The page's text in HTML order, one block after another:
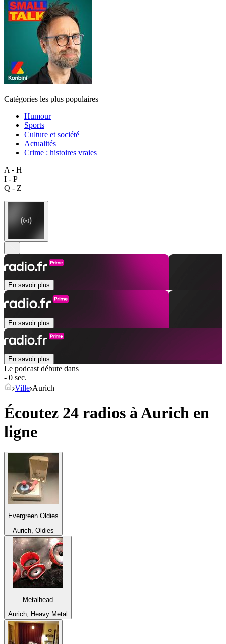
Catégories les plus populaires
Humour
Sports
Culture et société
Actualités
Crime : histoires vraies
A - H
I - P
Q - Z
En savoir plus
En savoir plus
En savoir plus
Le podcast débute dans
- 0 sec.
Ville Aurich
Écoutez 24 radios àAurich en
ligne
Evergreen Oldies
Aurich, Oldies
Metalhead
Aurich, Heavy Metal